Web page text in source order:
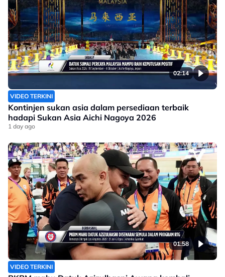
02:14
VIDEO TERKINI
Kontinjen sukan asia dalam persediaan terbaik
hadapi Sukan Asia Aichi Nagoya 2026
1 day ago
01:58
VIDEO TERKINI